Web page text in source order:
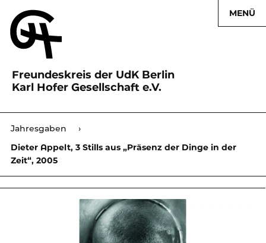
Freundeskreis der UdK Berlin
Karl Hofer Gesellschaft e.V.
MENÜ
Karl Hofer Gesellschaft
Jahresgaben
›
Dieter Appelt, 3 Stills aus „Präsenz der Dinge in der
Zeit“, 2005